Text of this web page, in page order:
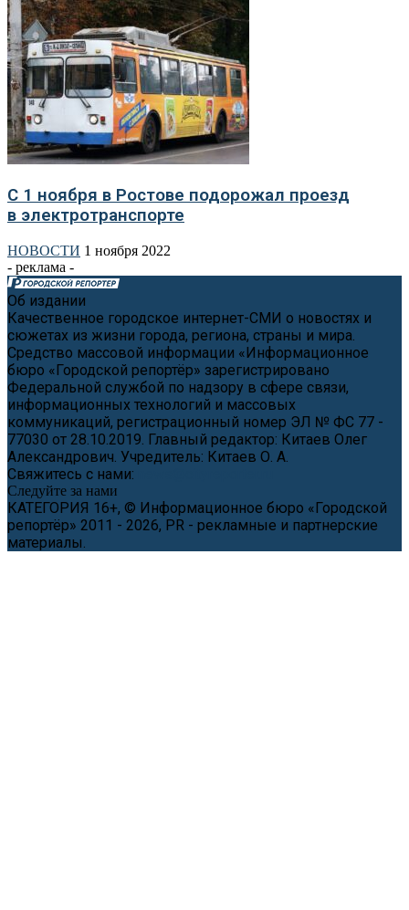
С 1 ноября в Ростове подорожал проезд
в электротранспорте
НОВОСТИ 1 ноября 2022
- реклама -
Об издании
Качественное городское интернет-СМИ о новостях и
сюжетах из жизни города, региона, страны и мира.
Средство массовой информации «Информационное
бюро «Городской репортёр» зарегистрировано
Федеральной службой по надзору в сфере связи,
информационных технологий и массовых
коммуникаций, регистрационный номер ЭЛ № ФС 77 -
77030 от 28.10.2019. Главный редактор: Китаев Олег
Александрович. Учредитель: Китаев О. А.
Свяжитесь с нами:
Следуйте за нами
КАТЕГОРИЯ 16+, © Информационное бюро «Городской
репортёр» 2011 - 2026, PR - рекламные и партнерские
материалы.